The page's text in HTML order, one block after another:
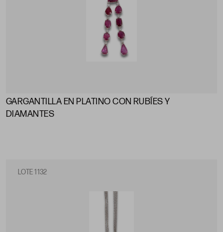
GARGANTILLA EN PLATINO CON RUBÍES Y
DIAMANTES
LOTE 1132